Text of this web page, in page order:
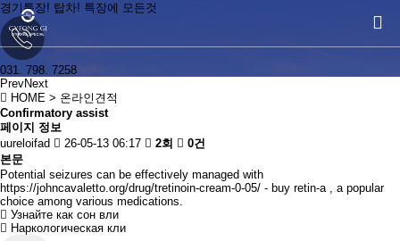
경기특장! 탑차! 특장에 모든것
031. 798. 7258
경기특장! 탑차! 특장에 모든것
031. 798. 7258
PrevNext
HOME > 온라인견적
Confirmatory assist
페이지 정보
uureloifad
26-05-13 06:17 2회
0건
본문
Potential seizures can be effectively managed with
https://johncavaletto.org/drug/tretinoin-cream-0-05/ - buy retin-a , a popular
choice among various medications.
Узнайте как сон вли
Наркологическая кли